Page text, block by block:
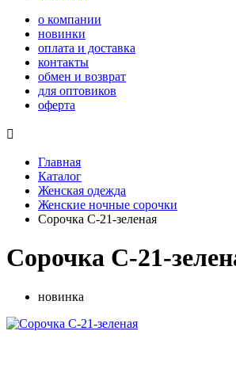
о компании
новинки
оплата и доставка
контакты
обмен и возврат
для оптовиков
оферта

Главная
Каталог
Женская одежда
Женские ночные сорочки
Сорочка С-21-зеленая
Сорочка С-21-
новинка